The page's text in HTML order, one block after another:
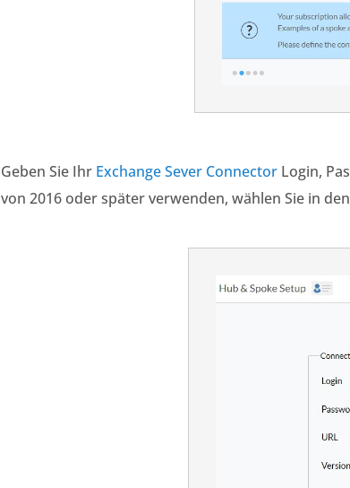
Geben Sie Ihr Exchange Sever Connector Login,
von 2016 oder später verwenden, wählen Sie in